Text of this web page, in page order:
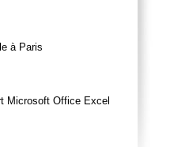
à Paris
Microsoft Office Excel